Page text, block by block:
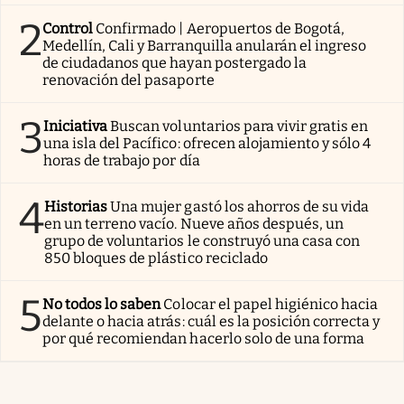
2Control Confirmado | Aeropuertos de Bogotá,
Medellín, Cali y Barranquilla anularán el ingreso
de ciudadanos que hayan postergado la
renovación del pasaporte
3IniciativaBuscan voluntarios para vivir gratis en
una isla del Pacífico: ofrecen alojamiento y sólo 4
horas de trabajo por día
4HistoriasUna mujer gastó los ahorros de su vida
en un terreno vacío. Nueve años después, un
grupo de voluntarios le construyó una casa con
850 bloques de plástico reciclado
5No todos lo sabenColocar el papel higiénico hacia
delante o hacia atrás: cuál es la posición correcta y
por qué recomiendan hacerlo solo de una forma